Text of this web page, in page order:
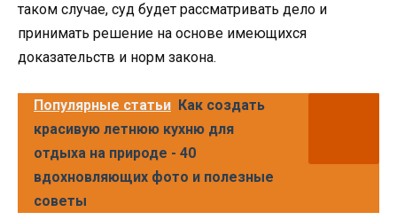
таком случае, суд будет рассматривать дело и
принимать решение на основе имеющихся
доказательств и норм закона.
Популярные статьи Как создать
красивую летнюю кухню для
отдыха на природе - 40
вдохновляющих фото и полезные
советы